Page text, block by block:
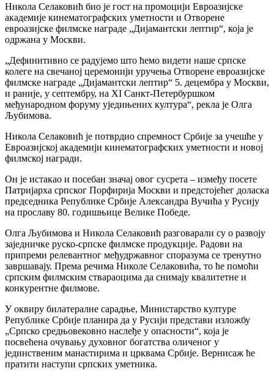
Никола Селаковић био је гост на промоцији Евроазијске
академије кинематографских уметности и Отворене
евроазијске филмске награде „Дијамантски лептир“, која је
одржана у Москви.
„Дефинитивно се радујемо што ћемо видети наше српске
колеге на свечаној церемонији уручења Отворене евроазијске
филмске награде „Дијамантски лептир“ 5. децембра у Москви,
и раније, у септембру, на XI Санкт-Петербуршком
међународном форуму уједињених култура“, рекла је Олга
Љубимова.
Никола Селаковић је потврдио спремност Србије за учешће у
Евроазијској академији кинематографских уметности и новој
филмској награди.
Он је истакао и посебан значај овог сусрета – између посете
Патријарха српског Порфирија Москви и предстојећег доласка
председника Републике Србије Александра Вучића у Русију
на прославу 80. годишњице Велике Победе.
Олга Љубимова и Никола Селаковић разговарали су о развоју
заједничке руско-српске филмске продукције. Радови на
припреми релевантног међудржавног споразума се тренутно
завршавају. Према речима Николе Селаковића, то ће помоћи
српским филмским ствараоцима да снимају квалитетне и
конкурентне филмове.
У оквиру билатералне сарадње, Министарство културе
Републике Србије планира да у Русији представи изложбу
„Српско средњовековно наслеђе у опасности“, која је
посвећена очувању духовног богатства оличеног у
јединственим манастирима и црквама Србије. Вернисаж ће
пратити наступи српских уметника.